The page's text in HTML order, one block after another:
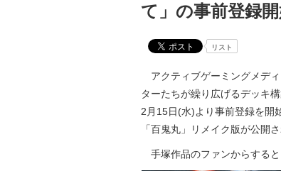
て」の事前登録
リスト
アクティブゲーミングメデ
ターたちが繰り広げるデッキ
2月15日(水)より事前登録を開
「百鬼丸」リメイク版が公開さ
手塚作品のファンからする